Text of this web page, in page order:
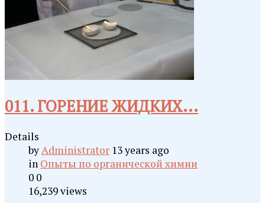
011. ГОРЕНИЕ ЖИДКИХ...
Details
byAdministrator 13 years ago
in Опыты по органической химии
0 0
16,239 views